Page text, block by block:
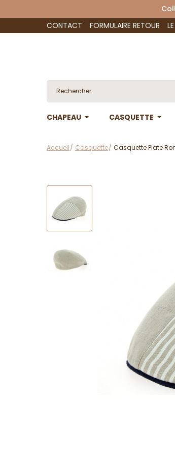
CONTACT
FORMULAIRE RETOUR
CHAPEAU CASQUETTE
Accueil Casquette Casquette Plate